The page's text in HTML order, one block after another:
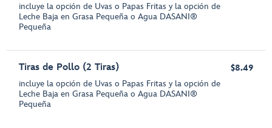
incluye la opción de Uvas o Papas Fritas y la opción de
Leche Baja en Grasa Pequeña o Agua DASANI®
Pequeña
Tiras de Pollo (2 Tiras)
incluye la opción de Uvas o Papas Fritas y la opción de
Leche Baja en Grasa Pequeña o Agua DASANI®
Pequeña
$8.49